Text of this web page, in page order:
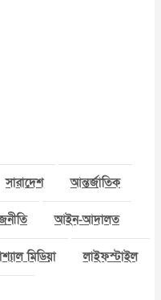
সারাদেশ আন্তর্জাতিক
আইন-আদালত
মিডিয়া লাইফস্টাইল